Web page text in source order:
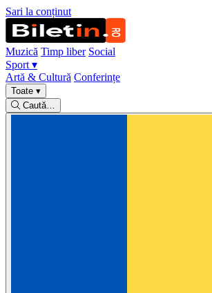
Sari la conținut
Muzică Timp liber Social
Sport ▾
Artă & Cultură Conferințe
Toate ▾
Caută…